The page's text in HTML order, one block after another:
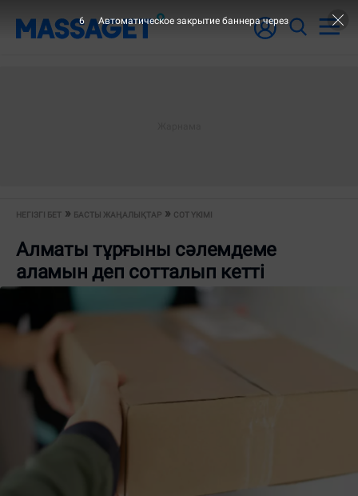
НЕГІЗГІ БЕТ БАСТЫ ЖАҢАЛЫҚТАР СОТ ҮКІМІ
Алматы тұрғыны сәлемдеме
аламын деп сотталып кетті
6 Автоматическое закрытие баннера через